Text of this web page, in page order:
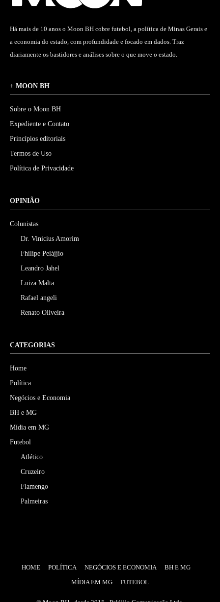
Há mais de 10 anos o Moon BH cobre futebol, a política de Minas Gerais e
a economia do estado, com profundidade e focado em dados. Traz
diariamente os bastidores e análises sobre o que move o estado.
+ MOON BH
Sobre o Moon BH
Expediente e Contato
Princípios editoriais
Termos de Uso
Política de Privacidade
OPINIÃO
Colunistas
Dr. Vinicius Amorim
Fhilipe Pelájjio
Leandro Jahel
Luiza Malta
Rafael angeli
Renato Oliveira
CATEGORIAS
Home
Política
Negócios e Economia
BH e MG
Mídia em MG
Futebol
Atlético
Cruzeiro
Flamengo
Palmeiras
HOME POLÍTICA NEGÓCIOS E ECONOMIA
BH E MG
MÍDIA EM MG
FUTEBOL